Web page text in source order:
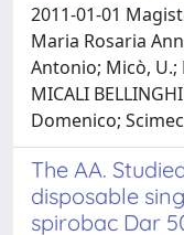
2011-01-01
Maria Rosaria
Antonio; Micò, U.;
MICALI
Domenico;
The AA.
disposable
spirobac Dar